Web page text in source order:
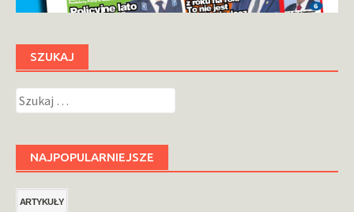
SZUKAJ
Szukaj:
NAJPOPULARNIEJSZE
ARTYKUŁY